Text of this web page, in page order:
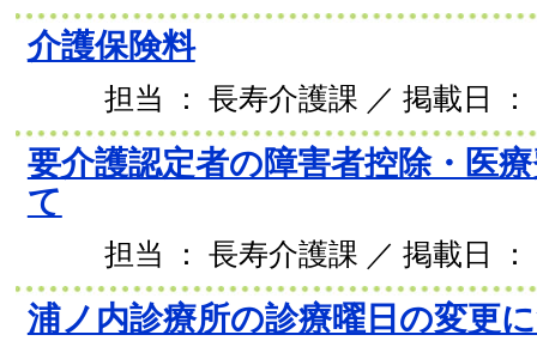
介護保険料
担当 ： 長寿介護課 ／ 掲載日 ：
要介護認定者の障害者控除・医
て
担当 ： 長寿介護課 ／ 掲載日 ：
浦ノ内診療所の診療曜日の変更